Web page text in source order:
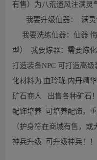
有售）为八荒遗风注满灵
我要升级仙器： 满灵
我要洗练仙器：仙器
型） 我要炼器：需要炼
打造装备NPC 可打造高
化材料为 血玲珑 内丹精
矿石商人 出售各种矿石！
配饰培养 可培养配饰，
（护身符在商城有售，或
神兵升级 可升级神兵！！